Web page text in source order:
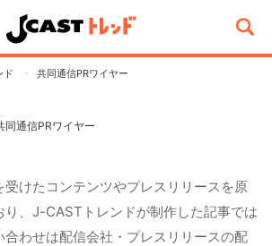
ド 共同通信PRワイヤー
同通信PRワイヤー
けたコンテンツやプレスリリースを原
り、J-CASTトレンドが制作した記事では
合わせは配信会社・プレスリリースの配